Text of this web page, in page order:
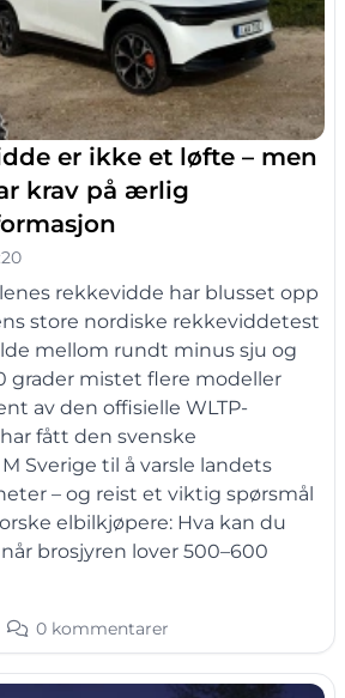
er ikke et løfte – men
krav på ærlig
rekkevidde har blusset opp
store nordiske rekkeviddetest
mellom rundt minus sju og
grader mistet flere modeller
av den offisielle WLTP-
fått den svenske
Sverige til å varsle landets
– og reist et viktig spørsmål
elbilkjøpere: Hva kan du
brosjyren lover 500–600
0 kommentarer